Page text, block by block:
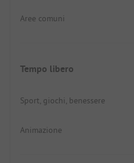
Aree comuni
Tempo libero
Sport, giochi, benessere
Animazione